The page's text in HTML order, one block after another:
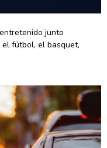
junto
el fútbol, el basquet,